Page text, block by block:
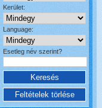
Kerület:
Language:
Esetleg név szerint?